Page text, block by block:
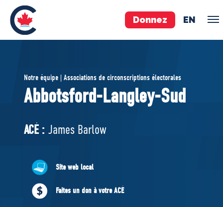
Donnez EN
ÉQUIPE
Pierre Poilievre
Vos députés conservateurs
Cabinet fantôme
Exécutif national
À PROPOS
Documents constitutifs
Notre équipe | Associations de circonscriptions électorales
Abbotsford-Langley-Sud
ACÉ : James Barlow
Site web local
Faites un don à votre ACÉ